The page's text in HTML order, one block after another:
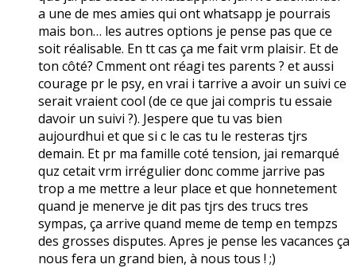
a une de mes amies qui ont whatsapp je pourrais
mais bon… les autres options je pense pas que ce
soit réalisable. En tt cas ça me fait vrm plaisir. Et de
ton côté? Cmment ont réagi tes parents ? et aussi
courage pr le psy, en vrai i tarrive a avoir un suivi ce
serait vraient cool (de ce que jai compris tu essaie
davoir un suivi ?). Jespere que tu vas bien
aujourdhui et que si c le cas tu le resteras tjrs
demain. Et pr ma famille coté tension, jai remarqué
quz cetait vrm irrégulier donc comme jarrive pas
trop a me mettre a leur place et que honnetement
quand je menerve je dit pas tjrs des trucs tres
sympas, ça arrive quand meme de temp en tempzs
des grosses disputes. Apres je pense les vacances ça
nous fera un grand bien, à nous tous ! ;)